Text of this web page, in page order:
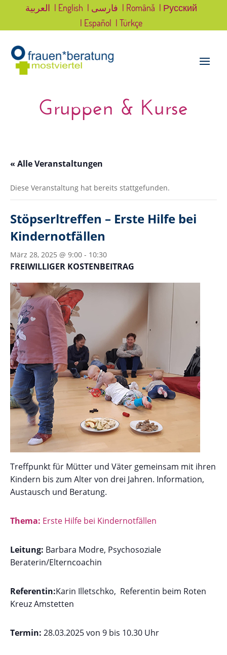
العربية | English | فارسی | Română | Русский
| Español | Türkçe
Gruppen & Kurse
« Alle Veranstaltungen
Diese Veranstaltung hat bereits stattgefunden.
Stöpserltreffen – Erste Hilfe bei
Kindernotfällen
März 28, 2025 @ 9:00 - 10:30
FREIWILLIGER KOSTENBEITRAG
Treffpunkt für Mütter und Väter gemeinsam mit ihren
Kindern bis zum Alter von drei Jahren. Information,
Austausch und Beratung.
Thema: Erste Hilfe bei Kindernotfällen
Leitung: Barbara Modre, Psychosoziale
Beraterin/Elterncoachin
Referentin:Karin Illetschko, Referentin beim Roten
Kreuz Amstetten
Termin: 28.03.2025 von 9 bis 10.30 Uhr